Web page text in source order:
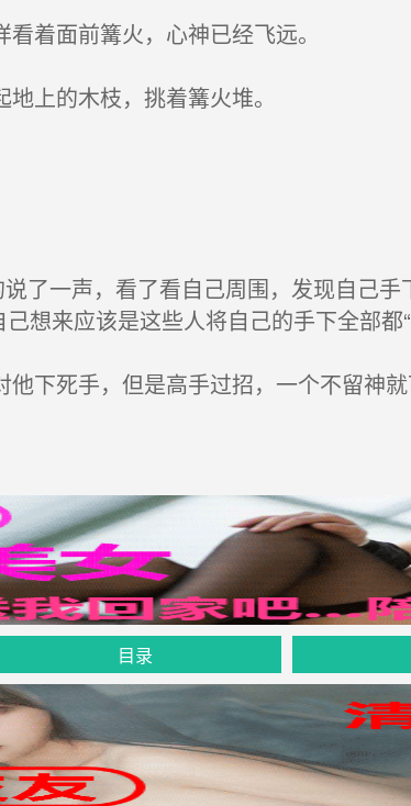
着面前篝火，心神已经飞远。
上的木枝，挑着篝火堆。
了一声，看了看自己周围，发现自己
想来应该是这些人将自己的手下全部都“
下死手，但是高手过招，一个不留神
目录